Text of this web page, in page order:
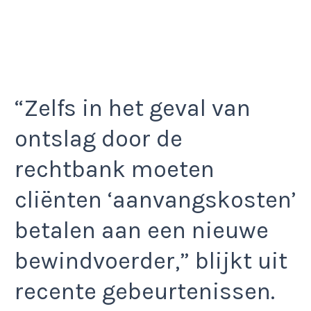
“Zelfs in het geval van
ontslag door de
rechtbank moeten
cliënten ‘aanvangskosten’
betalen aan een nieuwe
bewindvoerder,” blijkt uit
recente gebeurtenissen.